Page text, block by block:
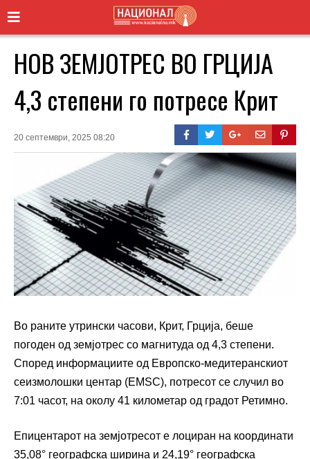
НОВ ЗЕМЈОТРЕС ВО ГРЦИЈА
4,3 степени го потресе Крит
20 септември, 2025 08:20
Во раните утрински часови, Крит, Грција, беше
погоден од земјотрес со магнитуда од 4,3 степени.
Според информациите од Европско-медитеранскиот
сеизмолошки центар (EMSC), потресот се случил во
7:01 часот, на околу 41 километар од градот Ретимно.
Епицентарот на земјотресот е лоциран на координати
35,08° географска ширина и 24,19° географска